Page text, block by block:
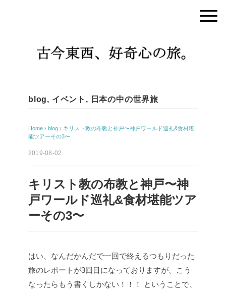
blog, イベント , 日本の中の世界旅
Home › blog › キリスト教の布教と神戸〜神戸ワールド巡礼&食材堪
能ツアーその3〜
2019-08-02
キリスト教の布教と神戸〜神
戸ワールド巡礼&食材堪能ツア
ーその3〜
はい、なんだかんだで一回で終えるつもりだった
旅のレポートが3回目になっておりますが、こう
なったらもう書くしかない！！！
ということで、